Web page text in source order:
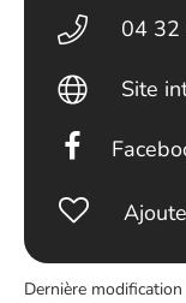
04 32
Site
Dernière